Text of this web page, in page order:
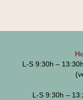
L-S 9:30h –
(
L-S 9:30h –